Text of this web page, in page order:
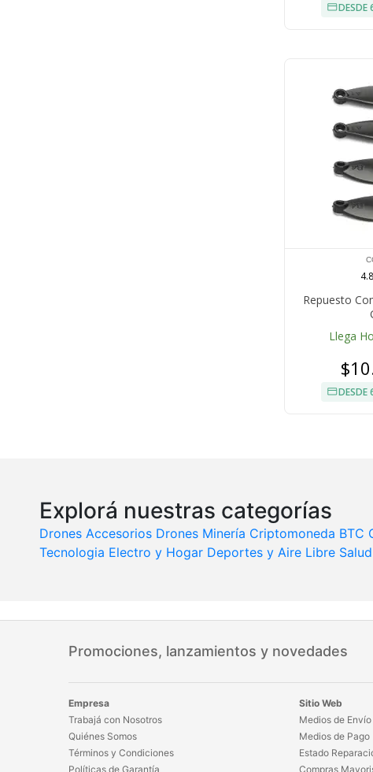
DESDE
4.8
Repuesto
Llega
DESDE
Explorá nuestras categorías
Drones Accesorios Drones Minería Criptomoneda BTC
Tecnologia Electro y Hogar Deportes y Aire Libre
Promociones, lanzamientos y novedades
Empresa
Trabajá con Nosotros
Quiénes Somos
Términos y Condiciones
Políticas de Garantía
Sitio Web
Medios de Envío
Medios de Pago
Estado
Compras